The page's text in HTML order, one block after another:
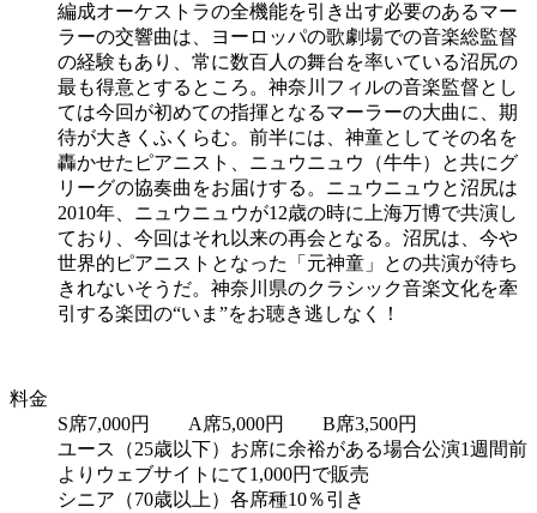
編成オーケストラの全機能を引き出す必要のあるマー
ラーの交響曲は、ヨーロッパの歌劇場での音楽総監督
の経験もあり、常に数百人の舞台を率いている沼尻の
最も得意とするところ。神奈川フィルの音楽監督とし
ては今回が初めての指揮となるマーラーの大曲に、期
待が大きくふくらむ。前半には、神童としてその名を
轟かせたピアニスト、ニュウニュウ（牛牛）と共にグ
リーグの協奏曲をお届けする。ニュウニュウと沼尻は
2010年、ニュウニュウが12歳の時に上海万博で共演し
ており、今回はそれ以来の再会となる。沼尻は、今や
世界的ピアニストとなった「元神童」との共演が待ち
きれないそうだ。神奈川県のクラシック音楽文化を牽
引する楽団の“いま”をお聴き逃しなく！
料金
S席7,000円 A席5,000円 B席3,500円
ユース（25歳以下）お席に余裕がある場合公演1週間前
よりウェブサイトにて1,000円で販売
シニア（70歳以上）各席種10％引き